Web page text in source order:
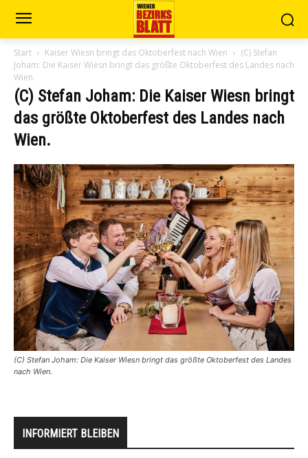
Start Kaiser Wiesn bringt das Oktoberfest nach Wien
(C) Stefan
Joham: Die Kaiser Wiesn bringt das größte Oktoberfest des Landes nach
Wien.
(C) Stefan Joham: Die Kaiser Wiesn bringt
das größte Oktoberfest des Landes nach
Wien.
(C) Stefan Joham: Die Kaiser Wiesn bringt das größte Oktoberfest des Landes
nach Wien.
INFORMIERT BLEIBEN